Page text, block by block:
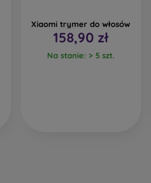
Xiaomi trymer do włosów
158,90 zł
Na stanie: > 5 szt.